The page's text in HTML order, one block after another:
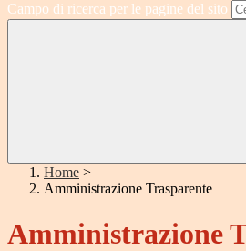
Campo di ricerca per le pagine del sito
Home >
Amministrazione Trasparente
Amministrazione